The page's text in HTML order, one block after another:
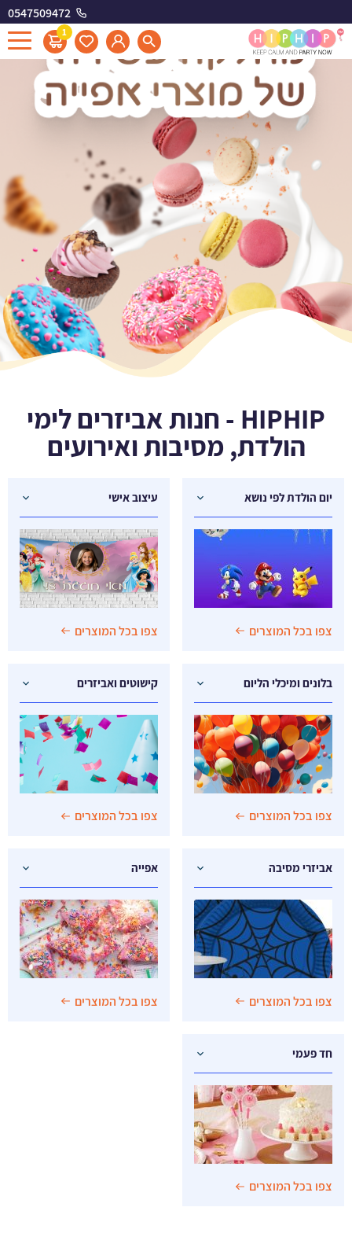
0547509472
1
HIPHIP - חנות אביזרים לימי
הולדת, מסיבות ואירועים
יום הולדת לפי נושא
צפו בכל המוצרים
עיצוב אישי
צפו בכל המוצרים
בלונים ומיכלי הליום
צפו בכל המוצרים
קישוטים ואביזרים
צפו בכל המוצרים
אביזרי מסיבה
צפו בכל המוצרים
אפייה
צפו בכל המוצרים
חד פעמי
צפו בכל המוצרים